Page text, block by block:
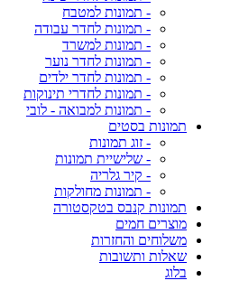
- תמונות למטבח
- תמונות לחדר עבודה
- תמונות למשרד
- תמונות לחדר נוער
- תמונות לחדר ילדים
- תמונות לחדרי תינוקות
- תמונות למבואה - לובי
תמונות בסטים
- זוג תמונות
- שלישיית תמונות
- קיר גלריה
- תמונות מחולקות
תמונות קנבס בטקסטורה
מוצרים חמים
משלוחים והחזרות
שאלות ותשובות
בלוג